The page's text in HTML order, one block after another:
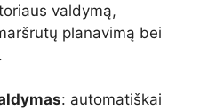
valdymą,
planavimą bei
: automatiškai